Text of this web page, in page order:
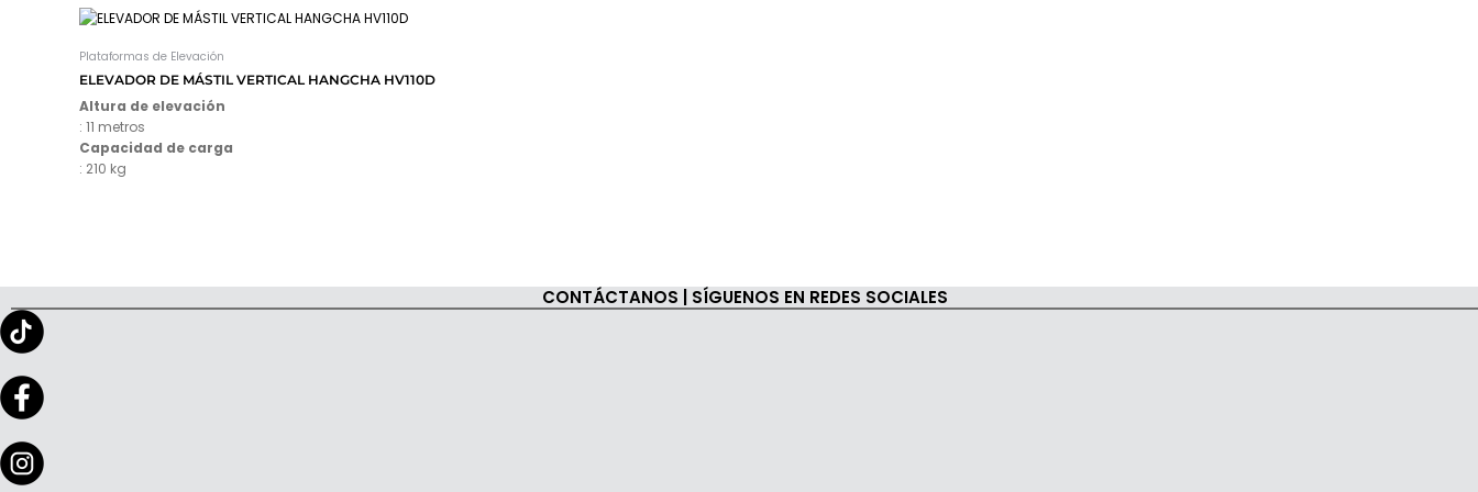
Plataformas de Elevación
ELEVADOR DE MÁSTIL VERTICAL HANGCHA HV110D
Altura de elevación
: 11 metros
Capacidad de carga
: 210 kg
CONTÁCTANOS | SÍGUENOS EN REDES SOCIALES